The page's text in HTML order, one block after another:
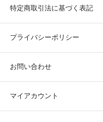
特定商取引法に基づく表記
プライバシーポリシー
お問い合わせ
マイアカウント